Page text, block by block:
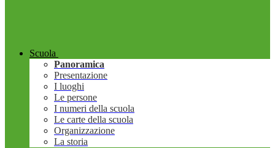
Scuola
Panoramica
Presentazione
I luoghi
Le persone
I numeri della scuola
Le carte della scuola
Organizzazione
La storia